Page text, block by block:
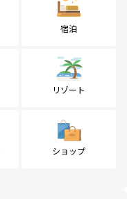
宿泊
リゾート
ショップ